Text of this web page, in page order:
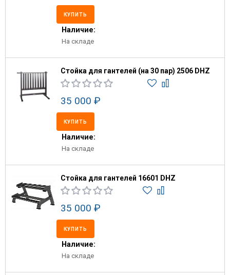
КУПИТЬ
Наличие:
На складе
Стойка для гантелей (на 30 пар) 2506 DHZ
35 000 ₽
КУПИТЬ
Наличие:
На складе
Стойка для гантелей 16601 DHZ
35 000 ₽
КУПИТЬ
Наличие:
На складе